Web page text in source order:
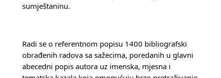
sumještaninu.
Radi se o referentnom popisu 1400 bibliografski
obrađenih radova sa sažecima, poredanih u glavni
abecedni popis autora uz imenska, mjesna i